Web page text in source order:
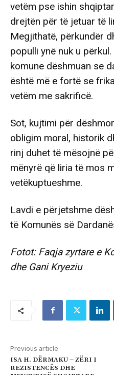
vetëm pse ishin
drejtën për të jetuar të
Megjithatë, përkundër
populli ynë nuk u
komune dëshmuan se
është më e fortë se
vetëm me sakrificë.
Sot, kujtimi për
obligim moral, historik
rinj duhet të mësojnë
mënyrë që liria të mos
vetëkuptueshme.
Lavdi e përjetshme
të Komunës së
Fotot: Faqja zyrtare e
dhe Gani Kryeziu
Previous article
ISA H. DËRMAKU – ZËRI I
REZISTENCËS DHE